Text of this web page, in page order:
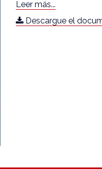
Leer más...
Descargue el